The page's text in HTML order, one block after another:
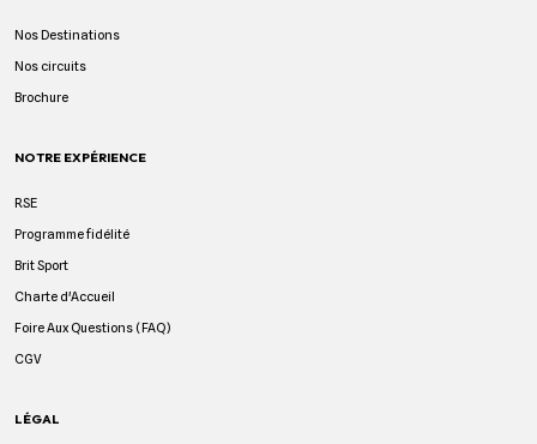
Nos Destinations
Nos circuits
Brochure
NOTRE EXPÉRIENCE
RSE
Programme fidélité
Brit Sport
Charte d'Accueil
Foire Aux Questions (FAQ)
CGV
LÉGAL